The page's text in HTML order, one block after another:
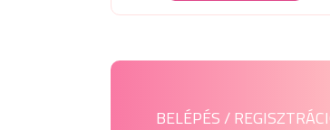
BELÉPÉS /